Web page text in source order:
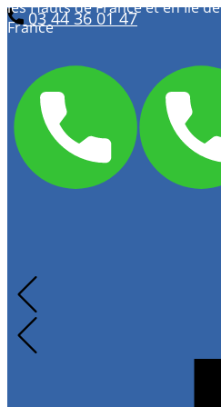
03 44 36 01 47
les Hauts de France et en Ile de
France